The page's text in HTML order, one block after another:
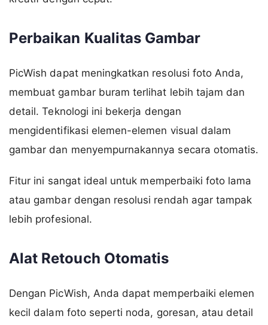
Perbaikan Kualitas Gambar
PicWish dapat meningkatkan resolusi foto Anda,
membuat gambar buram terlihat lebih tajam dan
detail. Teknologi ini bekerja dengan
mengidentifikasi elemen-elemen visual dalam
gambar dan menyempurnakannya secara otomatis.
Fitur ini sangat ideal untuk memperbaiki foto lama
atau gambar dengan resolusi rendah agar tampak
lebih profesional.
Alat Retouch Otomatis
Dengan PicWish, Anda dapat memperbaiki elemen
kecil dalam foto seperti noda, goresan, atau detail